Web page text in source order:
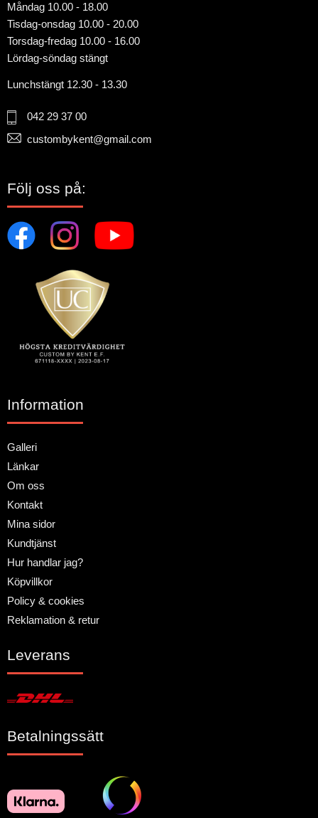
Måndag 10.00 - 18.00
Tisdag-onsdag 10.00 - 20.00
Torsdag-fredag 10.00 - 16.00
Lördag-söndag stängt
Lunchstängt 12.30 - 13.30
042 29 37 00
custombykent@gmail.com
Följ oss på:
Information
Galleri
Länkar
Om oss
Kontakt
Mina sidor
Kundtjänst
Hur handlar jag?
Köpvillkor
Policy & cookies
Reklamation & retur
Leverans
Betalningssätt